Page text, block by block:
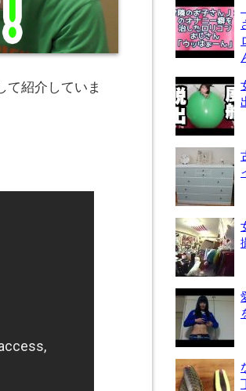
て紹介していま